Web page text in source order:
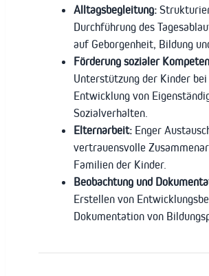
Alltagsbegleitung:
Durchführung des
auf Geborgenheit, Bildung
Förderung sozialer
Unterstützung der Kinder
Entwicklung von
Sozialverhalten.
Elternarbeit: Enger
vertrauensvolle
Familien der Kinder.
Beobachtung und
Erstellen von
Dokumentation von